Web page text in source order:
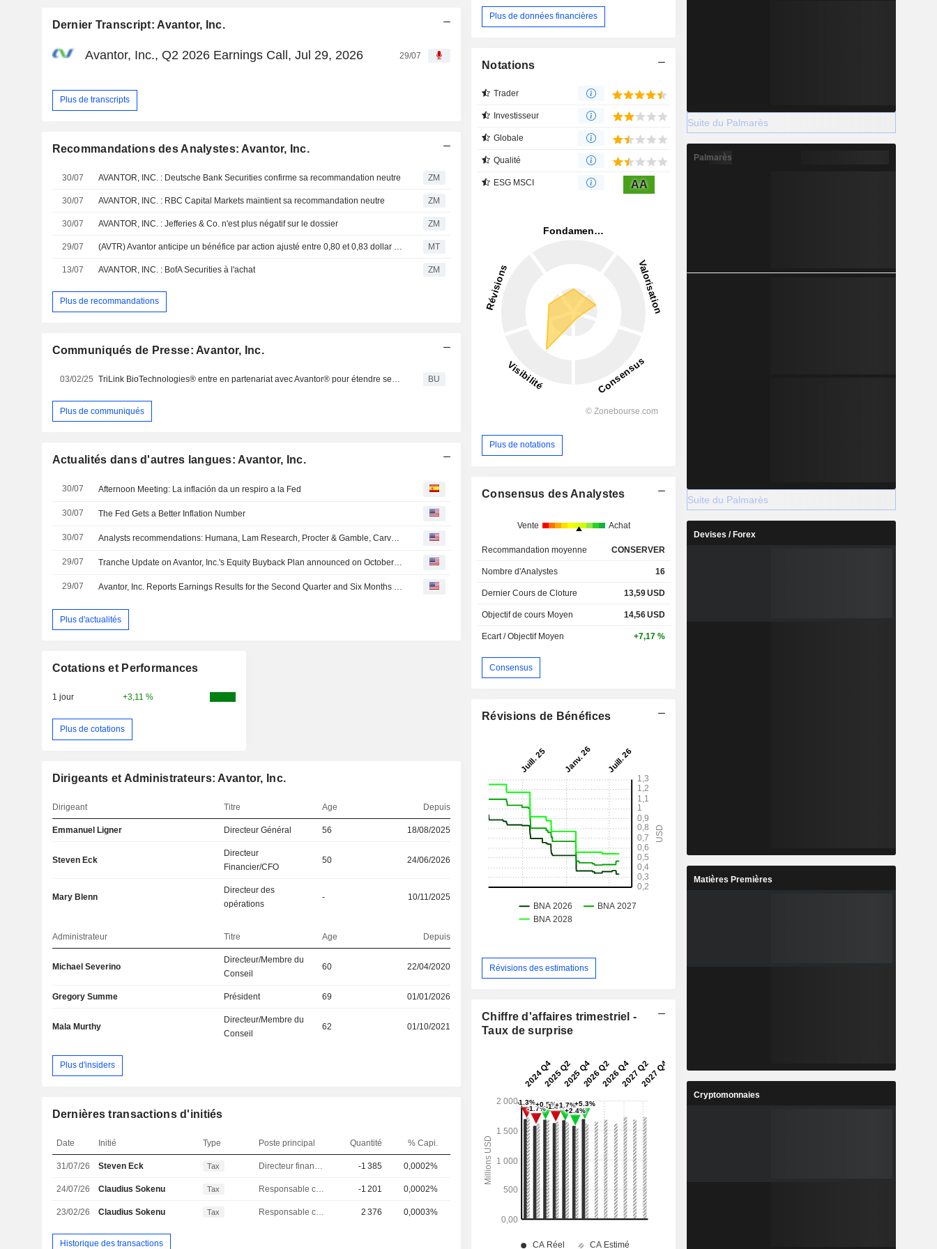
Dernier Transcript: Avantor, Inc.
Avantor, Inc., Q2 2026 Earnings Call, Jul 29, 2026 29/07
Plus de transcripts
Recommandations des Analystes: Avantor, Inc.
30/07 AVANTOR, INC. : Deutsche Bank Securities confirme sa recommandation neutre ZM
30/07 AVANTOR, INC. : RBC Capital Markets maintient sa recommandation neutre ZM
30/07 AVANTOR, INC. : Jefferies & Co. n'est plus négatif sur le dossier ZM
29/07 MT
13/07 AVANTOR, INC. : BofA Securities à l'achat ZM
Plus de recommandations
Communiqués de Presse: Avantor, Inc.
03/02/25 TriLink BioTechnologies® entre en partenariat avec Avantor® pour étendre ses solutions d'acides nucléiques en Europe BU
Plus de communiqués
Actualités dans d'autres langues: Avantor, Inc.
30/07 Afternoon Meeting: La inflación da un respiro a la Fed
30/07 The Fed Gets a Better Inflation Number
30/07 Analysts recommendations: Humana, Lam Research, Procter & Gamble, Carvana, Fair Isaac…
29/07 Tranche Update on Avantor, Inc.'s Equity Buyback Plan announced on October 29, 2025.
29/07 Avantor, Inc. Reports Earnings Results for the Second Quarter and Six Months Ended June 30, 2026
Plus d'actualités
Cotations et Performances
1 jour +3,11 %
Plus de cotations
Dirigeants et Administrateurs: Avantor, Inc.
Dirigeant Titre Age Depuis
Emmanuel Ligner Directeur Général 56 18/08/2025
Steven Eck
Directeur
Financier/CFO
50 24/06/2026
Mary Blenn
Directeur des
opérations
- 10/11/2025
Administrateur Titre Age Depuis
Michael Severino
Directeur/Membre du
Conseil
60 22/04/2020
Gregory Summe Président 69 01/01/2026
Mala Murthy
Directeur/Membre du
Conseil
62 01/10/2021
Plus d'insiders
Dernières transactions d'initiés
Date Initié Type Poste principal Quantité % Capi.
31/07/26 Steven Eck Tax -1 385 0,0002%
24/07/26 Claudius Sokenu Tax -1 201 0,0002%
23/02/26 Claudius Sokenu Tax 2 376 0,0003%
Historique des transactions
Plus de données financières
Notations
Trader
Investisseur
Globale
Qualité
ESG MSCI AA
Plus de notations
Consensus des Analystes
Vente Achat
Recommandation moyenne CONSERVER
Nombre d'Analystes 16
Dernier Cours de Cloture 13,59USD
Objectif de cours Moyen 14,56USD
Ecart / Objectif Moyen +7,17 %
Consensus
Révisions de Bénéfices
Révisions des estimations
Chiffre d'affaires trimestriel -
Taux de surprise
Suite du Palmarès
Palmarès
Suite du Palmarès
Devises / Forex
Matières Premières
Cryptomonnaies